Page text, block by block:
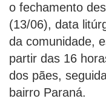
o fechamento
(13/06), data
da comunidade,
partir das 16
dos pães,
bairro Paraná.